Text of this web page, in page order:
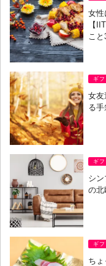
女性
【
こ
ギ
女友
る
ギ
シ
の北
ギ
ち